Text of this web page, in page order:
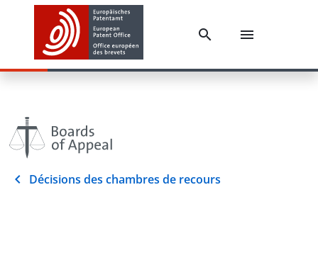
Décisions des chambres de recours